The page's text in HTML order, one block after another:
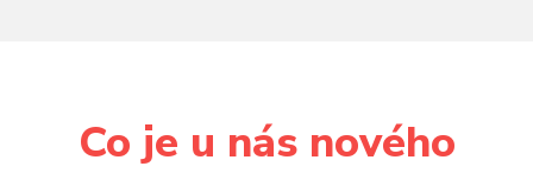
Co je u nás nového